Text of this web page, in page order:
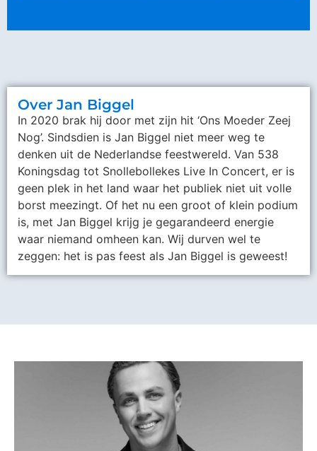
Over Jan Biggel
In 2020 brak hij door met zijn hit ‘Ons Moeder Zeej
Nog’. Sindsdien is Jan Biggel niet meer weg te
denken uit de Nederlandse feestwereld. Van 538
Koningsdag tot Snollebollekes Live In Concert, er is
geen plek in het land waar het publiek niet uit volle
borst meezingt. Of het nu een groot of klein podium
is, met Jan Biggel krijg je gegarandeerd energie
waar niemand omheen kan. Wij durven wel te
zeggen: het is pas feest als Jan Biggel is geweest!